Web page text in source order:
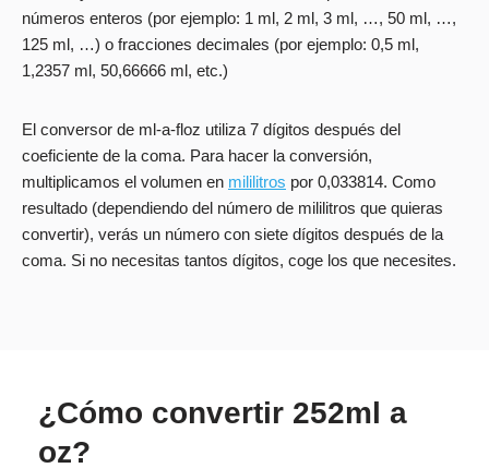
números enteros (por ejemplo: 1 ml, 2 ml, 3 ml, …, 50 ml, …,
125 ml, …) o fracciones decimales (por ejemplo: 0,5 ml,
1,2357 ml, 50,66666 ml, etc.)
El conversor de ml-a-floz utiliza 7 dígitos después del
coeficiente de la coma. Para hacer la conversión,
multiplicamos el volumen en mililitros por 0,033814. Como
resultado (dependiendo del número de mililitros que quieras
convertir), verás un número con siete dígitos después de la
coma. Si no necesitas tantos dígitos, coge los que necesites.
¿Cómo convertir 252ml a
oz?